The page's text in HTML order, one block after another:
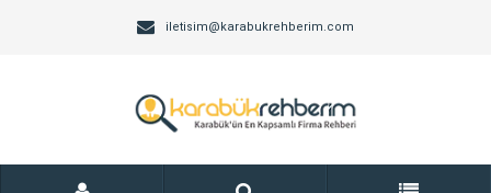
iletisim@karabukrehberim.com